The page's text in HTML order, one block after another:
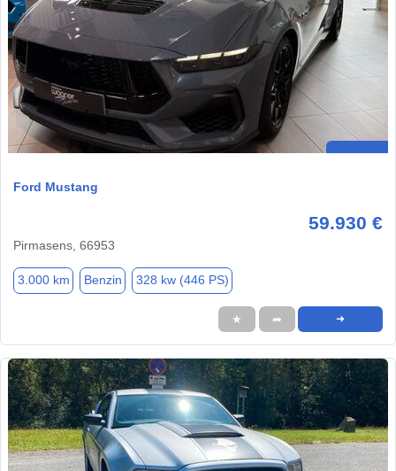
Ford Mustang
59.930 €
Pirmasens, 66953
3.000 km Benzin 328 kw (446 PS)
★ ➦ ➜